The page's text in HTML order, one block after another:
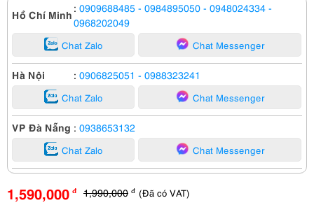
Hồ Chí Minh : 0909688485 - 0984895050 - 0948024334 -
0968202049
Chat Zalo Chat Messenger
Hà Nội : 0906825051 - 0988323241
Chat Zalo Chat Messenger
VP Đà Nẵng : 0938653132
Chat Zalo Chat Messenger
1,590,000 đ 1,990,000 đ (Đã có VAT)